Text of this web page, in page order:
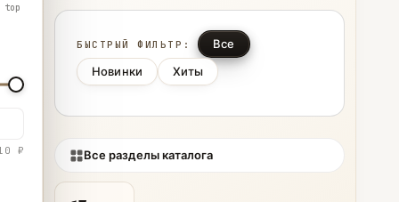
Все разделы каталога
БЫСТРЫЙ ФИЛЬТР:
Все
Новинки
Хиты
top
₽